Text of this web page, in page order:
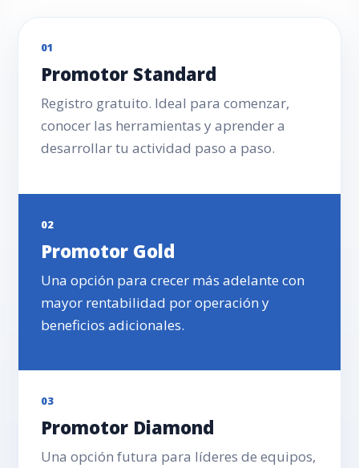
01
Promotor Standard
Registro gratuito. Ideal para comenzar,
conocer las herramientas y aprender a
desarrollar tu actividad paso a paso.
02
Promotor Gold
Una opción para crecer más adelante con
mayor rentabilidad por operación y
beneficios adicionales.
03
Promotor Diamond
Una opción futura para líderes de equipos,